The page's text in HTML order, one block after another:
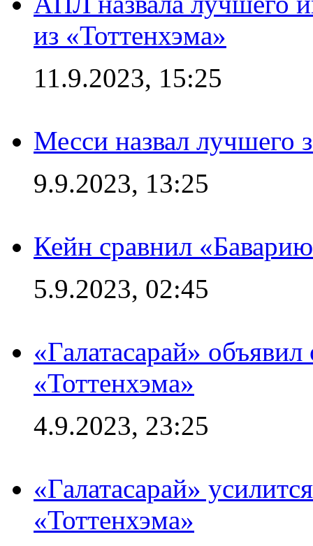
из «Тоттенхэма»
11.9.2023, 15:25
Месси назвал лучшего
9.9.2023, 13:25
Кейн сравнил
5.9.2023, 02:45
«Галатасарай»
«Тоттенхэма»
4.9.2023, 23:25
«Галатасарай»
«Тоттенхэма»